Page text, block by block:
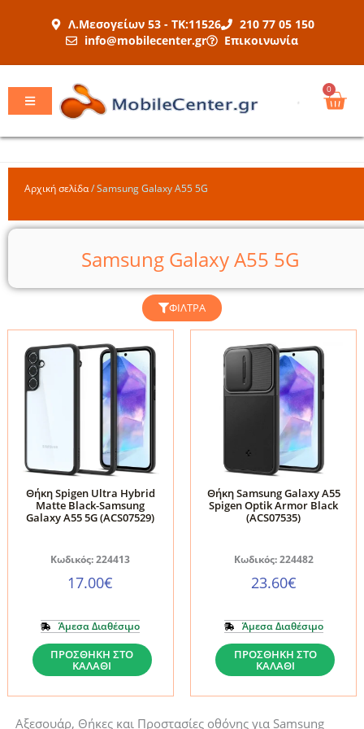
Λ.Μεσογείων 53 - ΤΚ:11526
210 77 05 150
info@mobilecenter.gr
Επικοινωνία
0
Αρχική σελίδα/Samsung Galaxy A55 5G
Samsung Galaxy A55 5G
ΦΊΛΤΡΑ
Θήκη Spigen Ultra Hybrid
Matte Black-Samsung
Galaxy A55 5G (ACS07529)
Κωδικός: 224413
17.00€
Άμεσα Διαθέσιμο
Θήκη
Spigen
Ultra
Hybrid
ΠΡΟΣΘΉΚΗ ΣΤΟ
ΚΑΛΆΘΙ
Θήκη Samsung Galaxy A55
Spigen Optik Armor Black
(ACS07535)
Κωδικός: 224482
23.60€
Άμεσα Διαθέσιμο
Θήκη
Samsung
Galaxy
A55
ΠΡΟΣΘΉΚΗ ΣΤΟ
ΚΑΛΆΘΙ
Αξεσουάρ, Θήκες και Προστασίες οθόνης για Samsung